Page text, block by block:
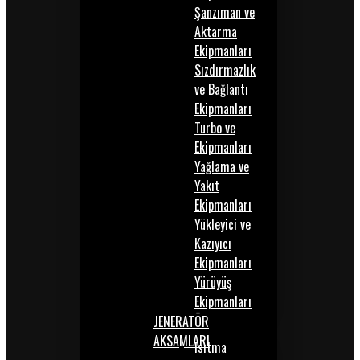
Şanzıman ve
Aktarma
Ekipmanları
Sızdırmazlık
ve Bağlantı
Ekipmanları
Turbo ve
Ekipmanları
Yağlama ve
Yakıt
Ekipmanları
Yükleyici ve
Kazıyıcı
Ekipmanları
Yürüyüş
Ekipmanları
JENERATÖR
AKSAMLARIIsıtma